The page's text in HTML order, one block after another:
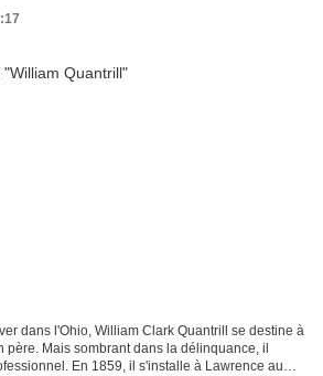
dans l'Ohio, William Clark Quantrill se destine à
père. Mais sombrant dans la délinquance, il
En 1859, il s'installe à Lawrence au